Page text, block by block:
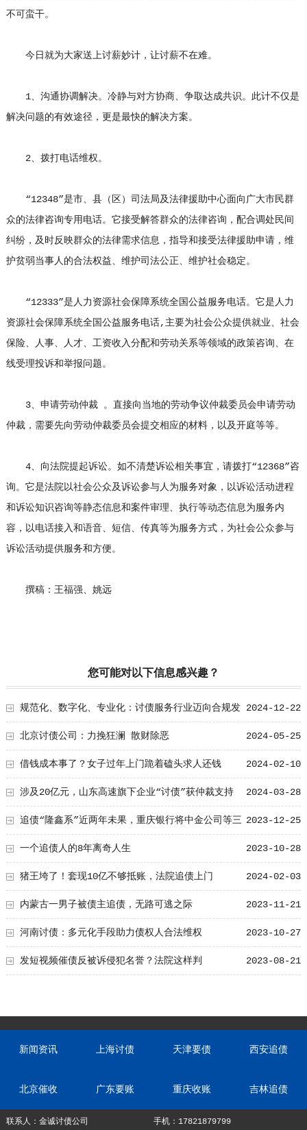
不可蛮干。
今日就为大家送上讨薪妙计，让讨薪不在难。
1、沟通协调解决。冷静与对方协商、争取达成共识。此计不仅是
解决问题的有效途径，更是最快的解决方案。
2、拨打电话维权。
“12348”是市、县（区）司法局及法律援助中心面向广大市民群
众的法律咨询专用电话。它接受解答群众的法律咨询，配合调处民间
纠纷，及时反映群众的法律需求信息，指导和接受法律援助申请，维
护贫弱当事人的合法权益、维护司法公正、维护社会稳定。
“12333”是人力资源社会保障系统全国公益服务电话。它是人力
资源社会保障系统全国公益服务电话,主要为社会公众提供就业、社会
保险、人事、人才、工资收入分配和劳动关系等领域的政策咨询、在
线受理投诉和举报问题。
3、申请劳动仲裁 。直接向当地的劳动争议仲裁委员会申请劳动
仲裁，需要先向劳动仲裁委员会提交相应的材料，以及开庭等等。
4、向法院提起诉讼。如不清楚诉讼相关事宜，请拨打“12368”咨
询。它是法院以社会公众及诉讼参与人为服务对象，以诉讼活动进程
和诉讼知识咨询等静态信息和案件审理、执行等动态信息为服务内
容，以电话接入和语音、短信、传真等为服务方式，为社会公众参与
诉讼活动提供服务和方便。
撰稿：王福强、姚远
您可能对以下信息感兴趣？
2024-12-22
规范化、数字化、专业化：讨债服务行业迈向合规发
展新阶段 2024-05-25
北京讨债公司：力挽狂澜 散财除恶
2024-02-10
借钱成本事了？女子过年上门跪着磕头求人还钱
2024-03-28
涉及20亿元，山东高速旗下企业“讨债”获仲裁支持
2023-12-25
追债“隆鑫系”近两年未果，重庆银行将中金公司等三
家中介机构告上法庭 2023-10-28
一个追债人的8年离奇人生
2024-02-03
猪王垮了！套现10亿不够抵账，法院追债上门
2023-11-21
内蒙古一男子被债主追债，无路可逃之际
2023-10-27
河南讨债：多元化手段助力债权人合法维权
2023-08-21
发短视频催债反被诉侵犯名誉？法院这样判
新闻资讯 上海讨债 天津要债 西安追债
北京催收 广东要账 重庆收账 吉林追债
联系人：金诚讨债公司 手机：17821879799